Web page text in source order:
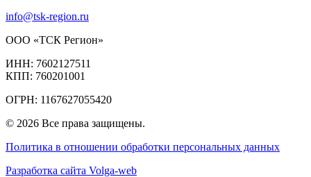
info@tsk-region.ru
ООО «ТСК Регион»
ИНН: 7602127511
КПП: 760201001
ОГРН: 1167627055420
© 2026 Все права защищены.
Политика в отношении обработки персональных данных
Разработка сайта Volga-web